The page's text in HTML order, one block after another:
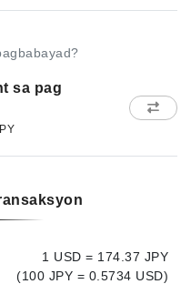
sa pag
1 USD = 174.37 JPY
(100 JPY = 0.5734 USD)